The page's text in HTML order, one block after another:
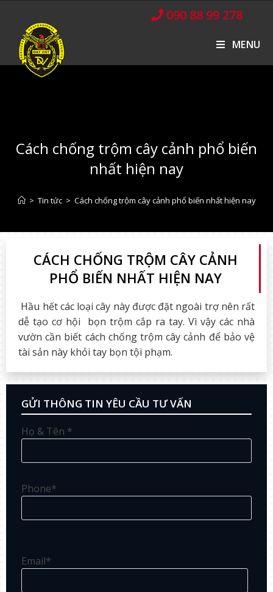
090 88 99 278
MENU
Cách chống trộm cây cảnh phổ biến
nhất hiện nay
> Tin tức > Cách chống trộm cây cảnh phổ biến nhất hiện nay
CÁCH CHỐNG TRỘM CÂY CẢNH
PHỔ BIẾN NHẤT HIỆN NAY
Hầu hết các loại cây này được đặt ngoài trợ nên rất
dễ tạo cơ hội bọn trộm cắp ra tay. Vì vậy các nhà
vườn cần biết cách chống trộm cây cảnh để bảo vệ
tài sản này khỏi tay bọn tội phạm.
GỬI THÔNG TIN YÊU CẦU TƯ VẤN
Họ & Tên *
Phone*
Email*